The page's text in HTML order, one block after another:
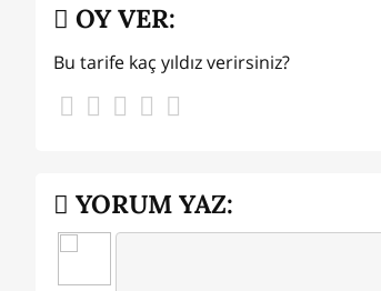
OY VER:
Bu tarife kaç yıldız verirsiniz?
YORUM YAZ: